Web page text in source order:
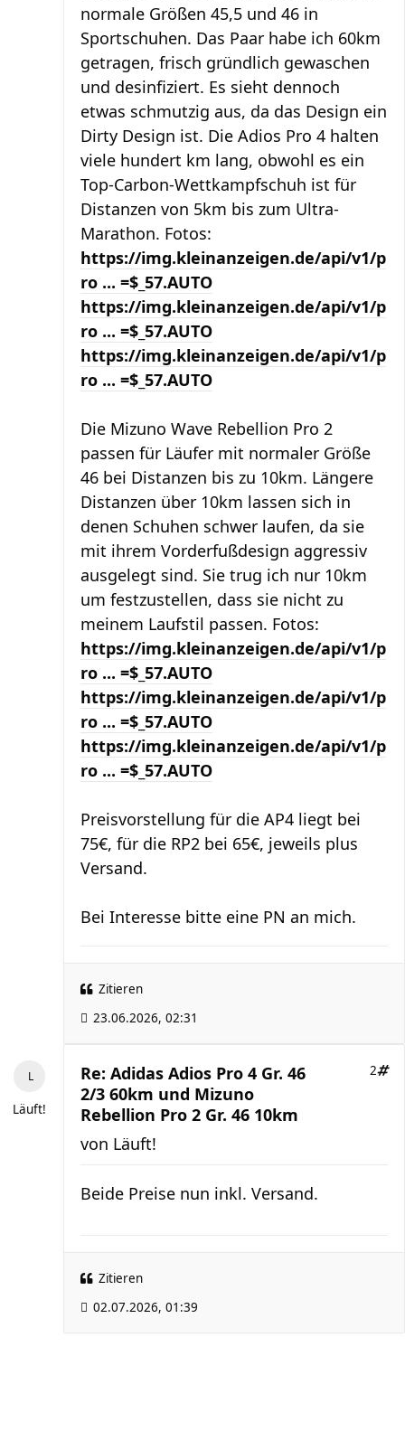
normale Größen 45,5 und 46 in
Sportschuhen. Das Paar habe ich 60km
getragen, frisch gründlich gewaschen
und desinfiziert. Es sieht dennoch
etwas schmutzig aus, da das Design ein
Dirty Design ist. Die Adios Pro 4 halten
viele hundert km lang, obwohl es ein
Top-Carbon-Wettkampfschuh ist für
Distanzen von 5km bis zum Ultra-
Marathon. Fotos:
https://img.kleinanzeigen.de/api/v1/p
ro ... =$_57.AUTO
https://img.kleinanzeigen.de/api/v1/p
ro ... =$_57.AUTO
https://img.kleinanzeigen.de/api/v1/p
ro ... =$_57.AUTO
Die Mizuno Wave Rebellion Pro 2
passen für Läufer mit normaler Größe
46 bei Distanzen bis zu 10km. Längere
Distanzen über 10km lassen sich in
denen Schuhen schwer laufen, da sie
mit ihrem Vorderfußdesign aggressiv
ausgelegt sind. Sie trug ich nur 10km
um festzustellen, dass sie nicht zu
meinem Laufstil passen. Fotos:
https://img.kleinanzeigen.de/api/v1/p
ro ... =$_57.AUTO
https://img.kleinanzeigen.de/api/v1/p
ro ... =$_57.AUTO
https://img.kleinanzeigen.de/api/v1/p
ro ... =$_57.AUTO
Preisvorstellung für die AP4 liegt bei
75€, für die RP2 bei 65€, jeweils plus
Versand.
Bei Interesse bitte eine PN an mich.
Zitieren
23.06.2026, 02:31
Läuft!
Re: Adidas Adios Pro 4 Gr. 46
2/3 60km und Mizuno
Rebellion Pro 2 Gr. 46 10km
2
von Läuft!
Beide Preise nun inkl. Versand.
Zitieren
02.07.2026, 01:39